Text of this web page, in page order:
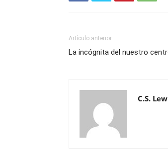
Artículo anterior
La incógnita del nuestro
C.S.